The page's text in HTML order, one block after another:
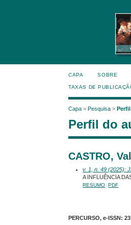
CAPA SOBRE
TAXAS DE
Capa >Pesquisa >
Perfil do
CASTRO,
v. 1, n. 49 (2025):
A INFLUÊNCIA
RESUMO PDF
PERCURSO, e-ISSN: